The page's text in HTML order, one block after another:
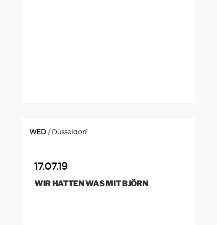
WED Düsseldorf
17.07.19
WIR HATTEN WAS MIT BJÖRN